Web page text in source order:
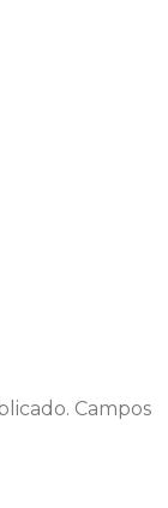
Campos